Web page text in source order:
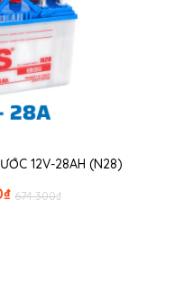
12V-28AH (N28)
₫
674.300
₫